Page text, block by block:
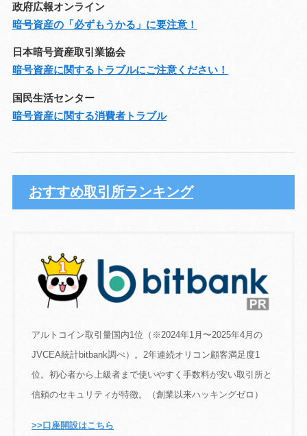
政府広報オンライン
暗号資産の「必ずもうかる」に要注意！
日本暗号資産取引業協会
暗号資産に関するトラブルにご注意ください！
国民生活センター
暗号資産に関する消費者トラブル
おすすめ取引所ランキング
アルトコイン取引量国内1位（※2024年1月〜2025年4月の
JVCEA統計bitbank調べ）。2年連続オリコン顧客満足度1
位。初心者から上級者まで使いやすく手数料が安い取引所と
信頼のセキュリティが特徴。（創業以来ハッキングゼロ）
>>口座開設はこちら